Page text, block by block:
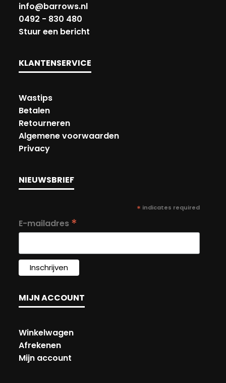
info@barrows.nl
0492 - 830 480
Stuur een bericht
KLANTENSERVICE
Wastips
Betalen
Retourneren
Algemene voorwaarden
Privacy
NIEUWSBRIEF
* indicates required
E-mailadres *
MIJN ACCOUNT
Winkelwagen
Afrekenen
Mijn account